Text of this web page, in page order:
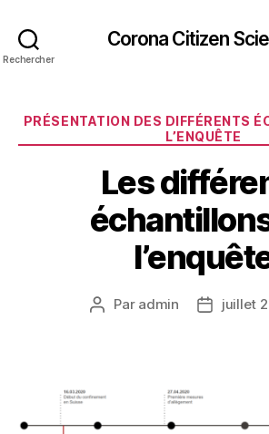
Rechercher
Corona Citizen
PRÉSENTATION DES DIFFÉRENTS
L’ENQUÊTE
Les
Auteur
Par admin
Datejuillet